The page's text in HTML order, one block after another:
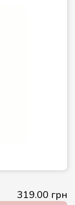
319.00 грн